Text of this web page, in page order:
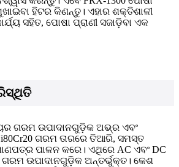
ହିଟର କିଣନ୍ତୁ। ଏହାର ଶକ୍ତିଶାଳୀ
ସହିତ, ପୋଷା ପ୍ରାଣୀ ସଜାଡ଼ିବା ଏକ
ଗରମ ଉପାଦାନଗୁଡ଼ିକ ଅଭ୍ର ଏବଂ
ଗରମ ତାରରେ ତିଆରି, ସମସ୍ତ
ପାଳନ କରେ। ଏଥିରେ AC ଏବଂ DC
ଉପାଦାନଗୁଡ଼ିକ ଅନ୍ତର୍ଭୁକ୍ତ। କେଶ